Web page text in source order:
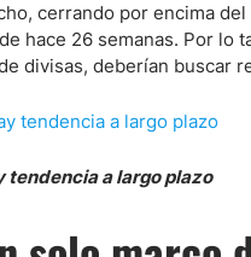
cerrando por encima
hace 26 semanas. Por lo
divisas, deberían buscar
tendencia a largo plazo